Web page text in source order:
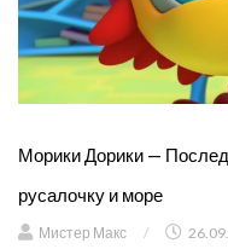
Морики Дорики —
русалочку и море
Мистер Макс /